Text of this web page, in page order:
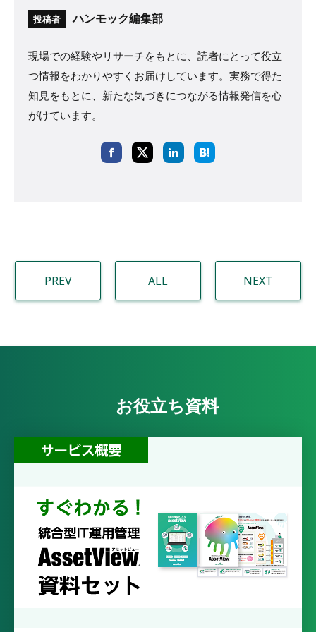
投稿者 ハンモック編集部
現場での経験やリサーチをもとに、読者にとって役立
つ情報をわかりやすくお届けしています。実務で得た
知見をもとに、新たな気づきにつながる情報発信を心
がけています。
PREV ALL NEXT
お役立ち資料